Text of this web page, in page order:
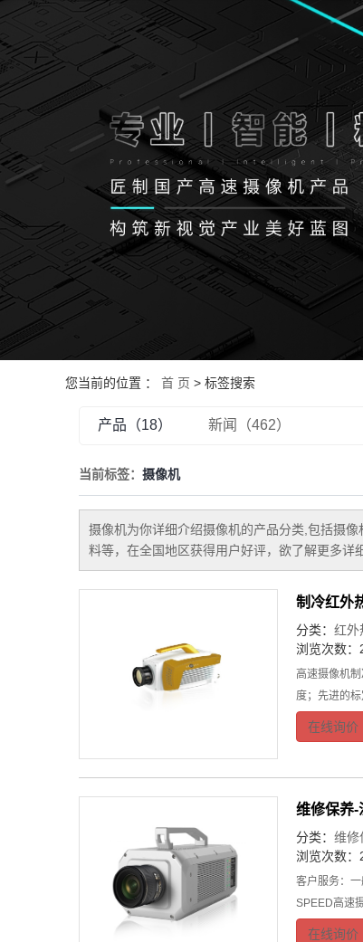
您当前的位置 ： 首 页 > 标签搜索
产品（18） 新闻（462）
当前标签： 摄像机
摄像机为你详细介绍摄像机的产品分类,包括摄像
料等，在全国地区获得用户好评，欲了解更多详
制冷红外
分类： 红外
浏览次数：
高速摄像机
度；先进的
在线询价
维修保养-
分类： 维修
浏览次数：
客户服务：
SPEED高速
在线询价